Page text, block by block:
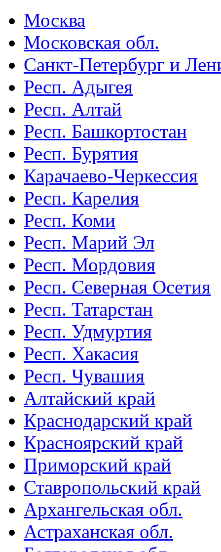
Москва
Московская обл.
Санкт-Петербург и
Респ. Адыгея
Респ. Алтай
Респ. Башкортостан
Респ. Бурятия
Карачаево-Черкессия
Респ. Карелия
Респ. Коми
Респ. Марий Эл
Респ. Мордовия
Респ. Северная Осетия
Респ. Татарстан
Респ. Удмуртия
Респ. Хакасия
Респ. Чувашия
Алтайский край
Краснодарский край
Красноярский край
Приморский край
Ставропольский край
Архангельская обл.
Астраханская обл.